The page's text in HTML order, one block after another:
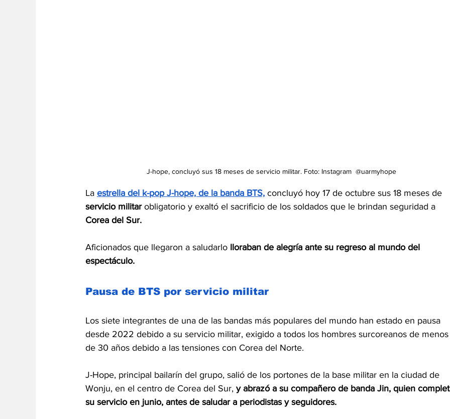
J-hope, concluyó sus 18 meses de servicio militar. Foto: Instagram  @uarmyhope
La estrella del k-pop J-hope, de la banda BTS, concluyó hoy 17 de octubre sus 18 meses de
servicio militar obligatorio y exaltó el sacrificio de los soldados que le brindan seguridad a
Corea del Sur.
Aficionados que llegaron a saludarlo lloraban de alegría ante su regreso al mundo del
espectáculo.
Pausa de BTS por servicio militar
Los siete integrantes de una de las bandas más populares del mundo han estado en pausa
desde 2022 debido a su servicio militar, exigido a todos los hombres surcoreanos de
de 30 años debido a las tensiones con Corea del Norte.
J-Hope, principal bailarín del grupo, salió de los portones de la base militar en la ciudad de
Wonju, en el centro de Corea del Sur, y abrazó a su compañero de banda Jin, quien
su servicio en junio, antes de saludar a periodistas y seguidores.